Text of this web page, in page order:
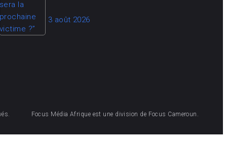
3 août 2026
Focus Média Afrique est une division de Focus Cameroun.